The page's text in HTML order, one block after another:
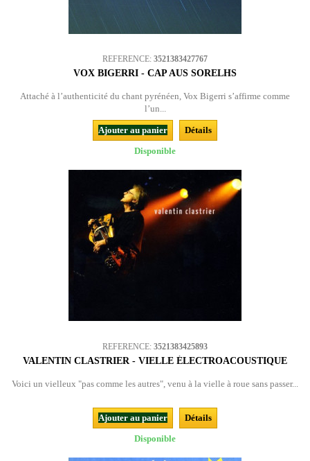
REFERENCE: 3521383427767
VOX BIGERRI - CAP AUS SORELHS
Attaché à l’authenticité du chant pyrénéen, Vox Bigerri s’affirme comme
l’un...
Ajouter au panier
Détails
Disponible
REFERENCE: 3521383425893
VALENTIN CLASTRIER - VIELLE ÉLECTROACOUSTIQUE
Voici un vielleux "pas comme les autres", venu à la vielle à roue sans passer...
Ajouter au panier
Détails
Disponible